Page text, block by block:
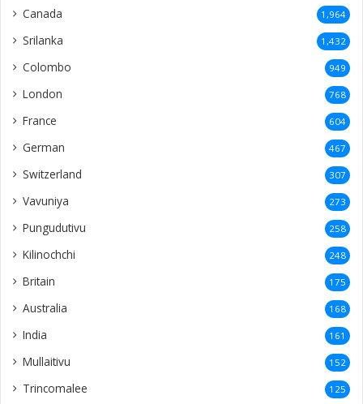
Canada 1,964
Srilanka 1,432
Colombo 949
London 768
France 604
German 467
Switzerland 307
Vavuniya 273
Pungudutivu 258
Kilinochchi 248
Britain 175
Australia 168
India 161
Mullaitivu 152
Trincomalee 125